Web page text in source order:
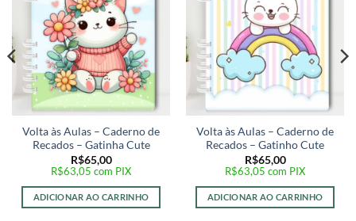
Volta às Aulas – Caderno de
Recados – Gatinha Cute
R$65,00
R$63,05 com PIX
ADICIONAR AO CARRINHO
Volta às Aulas – Caderno de
Recados – Gatinho Cute
R$65,00
R$63,05 com PIX
ADICIONAR AO CARRINHO